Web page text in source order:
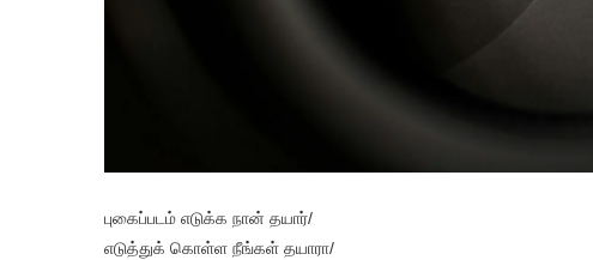
புகைப்படம் எடுக்க நான் தயார்/
எடுத்துக் கொள்ள நீங்கள் தயாரா/